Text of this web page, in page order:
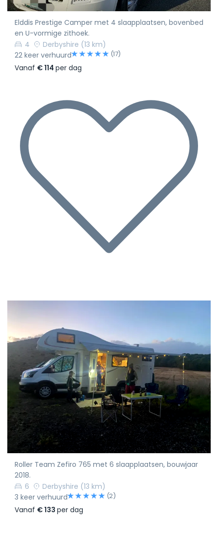
Elddis Prestige Camper met 4 slaapplaatsen, bovenbed
en U-vormige zithoek.
4
Derbyshire (13 km)
22 keer verhuurd
(17)
Vanaf € 114 per dag
Roller Team Zefiro 765 met 6 slaapplaatsen, bouwjaar
2018.
6
Derbyshire (13 km)
3 keer verhuurd
(2)
Vanaf € 133 per dag